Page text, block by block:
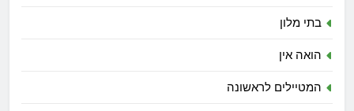
בתי מלון
הואה אין
המטיילים לראשונה